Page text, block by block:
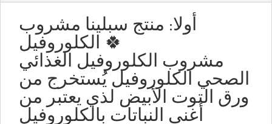
أولا: منتج سبلينا مشروب
الكلوروفيل 🍀
مشروب الكلوروفيل الغذائي
الصحي الكلوروفيل يُستخرج من
ورق التوت الأبيض لذي يعتبر من
أغنى النباتات بالكلوروفيل